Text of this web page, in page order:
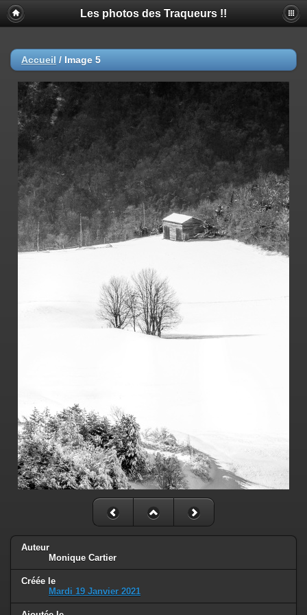
Les photos des Traqueurs !!
Accueil / Image 5
Auteur
Monique Cartier
Créée le
Mardi 19 Janvier 2021